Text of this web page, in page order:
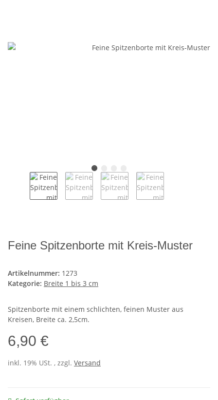
Feine Spitzenborte mit Kreis-Muster
Artikelnummer: 1273
Kategorie: Breite 1 bis 3 cm
Spitzenborte mit einem schlichten, feinen Muster aus
Kreisen, Breite ca. 2,5cm.
6,90 €
inkl. 19% USt. , zzgl. Versand